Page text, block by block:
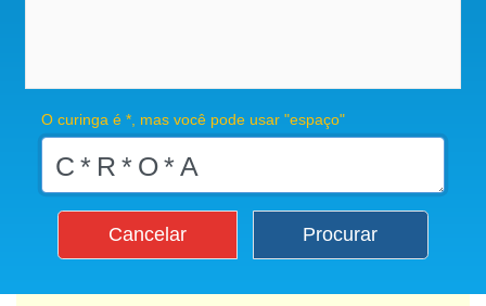
O curinga é *, mas você pode usar "espaço"
Cancelar Procurar